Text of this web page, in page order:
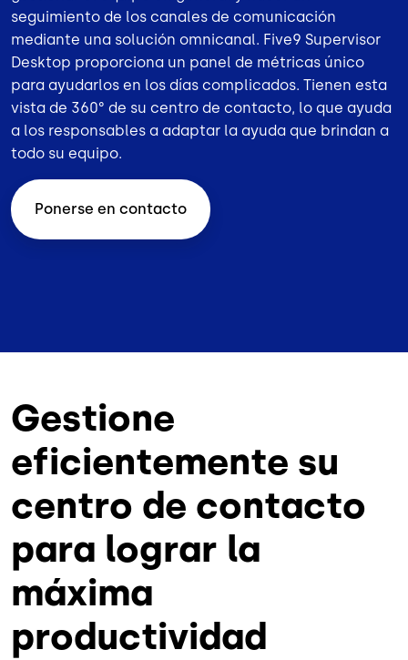
seguimiento de los canales de comunicación
mediante una solución omnicanal. Five9 Supervisor
Desktop proporciona un panel de métricas único
para ayudarlos en los días complicados. Tienen esta
vista de 360° de su centro de contacto, lo que ayuda
a los responsables a adaptar la ayuda que brindan a
todo su equipo.
Ponerse en contacto
Gestione
eficientemente su
centro de contacto
para lograr la
máxima
productividad